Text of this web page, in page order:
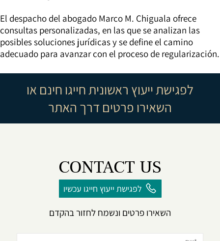
El despacho del abogado Marco M. Chiguala ofrece
consultas personalizadas, en las que se analizan las
posibles soluciones jurídicas y se define el camino
adecuado para avanzar con el proceso de regularización.
לפגישת ייעוץ ראשונית חייגו חינם או
השאירו פרטים דרך האתר
CONTACT US
לפגישת ייעוץ חייגו עכשיו
השאירו פרטים ונשמח לחזור בהקדם